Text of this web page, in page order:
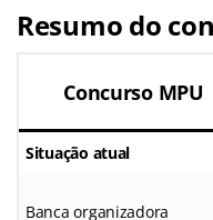
Resumo do
Concurso MPU
Situação atual
Banca organizadora